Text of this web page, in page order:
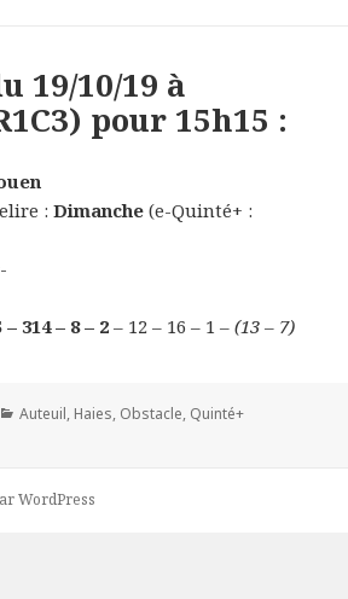
19/10/19 à
pour 15h15 :
:Dimanche (e-Quinté+ :
314 – 8 – 2 – 12 – 16 – 1 – (13 – 7)
Catégories
Auteuil, Haies, Obstacle, Quinté+
WordPress